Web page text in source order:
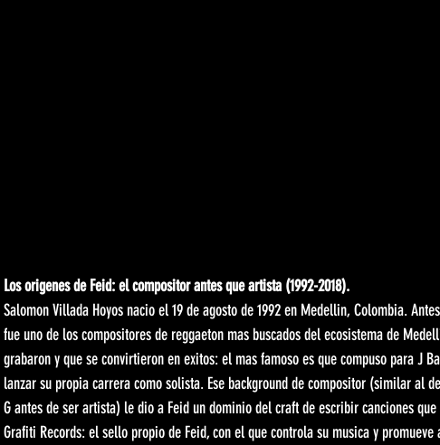
Los origenes de Feid: el compositor antes que artista (1992-2018).
Salomon Villada Hoyos nacio el 19 de agosto de 1992 en Medellin, Colombia.
fue uno de los compositores de reggaeton mas buscados del ecosistema de
grabaron y que se convirtieron en exitos: el mas famoso es que compuso para J
lanzar su propia carrera como solista. Ese background de compositor (similar al
G antes de ser artista) le dio a Feid un dominio del craft de escribir canciones que
Grafiti Records: el sello propio de Feid, con el que controla su musica y